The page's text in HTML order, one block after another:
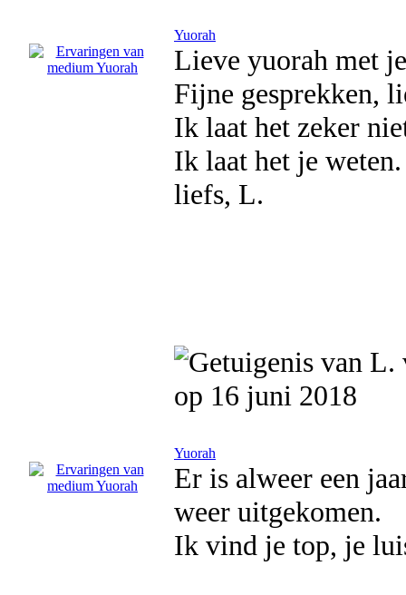
Yuorah
Lieve yuorah met
Fijne gesprekken,
Ik laat het zeker
Ik laat het je weten.
liefs, L.
op 16 juni 2018
Yuorah
Er is alweer een
weer uitgekomen.
Ik vind je top, je